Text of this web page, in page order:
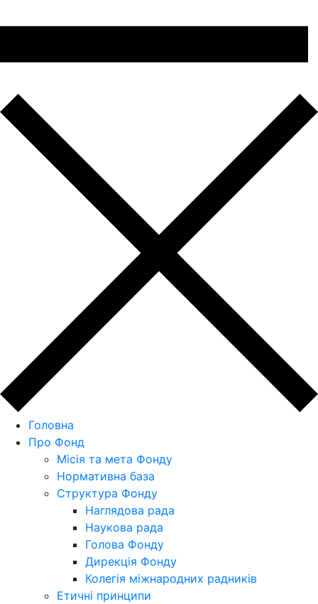
Головна
Про Фонд
Місія та мета Фонду
Нормативна база
Структура Фонду
Наглядова рада
Наукова рада
Голова Фонду
Дирекція Фонду
Колегія міжнародних радників
Етичні принципи